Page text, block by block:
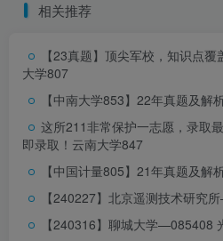
相关推荐
【23真题】顶尖军校，知识点覆
大学807
【中南大学853】22年真题及解
这所211非常保护一志愿，录取
即录取！ 云南大学847
【中国计量805】21年真题及解
【240227】北京遥测技术研究
【240316】聊城大学—085408